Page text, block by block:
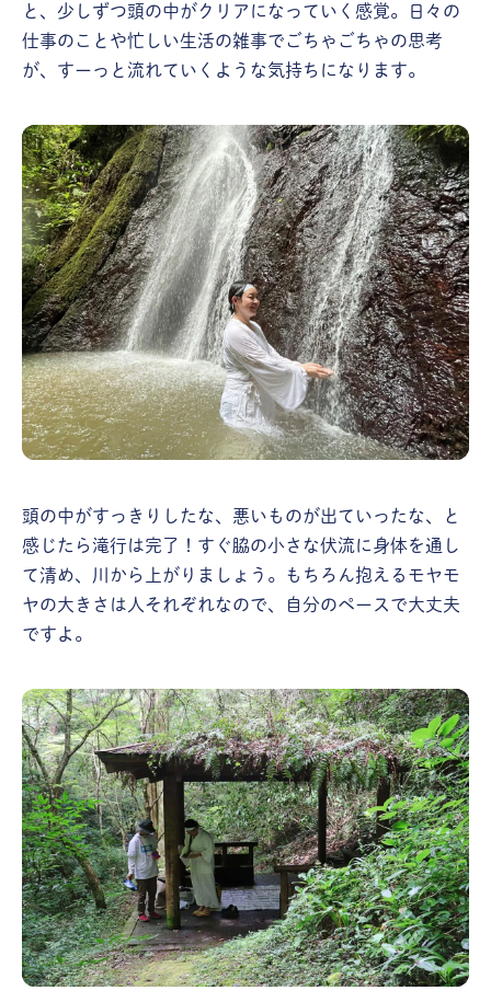
と、少しずつ頭の中がクリアになっていく感覚。日々の
仕事のことや忙しい生活の雑事でごちゃごちゃの思考
が、すーっと流れていくような気持ちになります。
頭の中がすっきりしたな、悪いものが出ていったな、と
感じたら滝行は完了！すぐ脇の小さな伏流に身体を通し
て清め、川から上がりましょう。もちろん抱えるモヤモ
ヤの大きさは人それぞれなので、自分のペースで大丈夫
ですよ。